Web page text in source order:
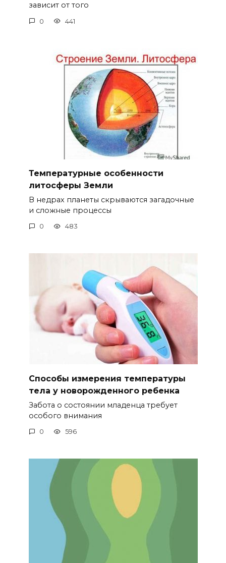
зависит от того
0 441
Температурные особенности
литосферы Земли
В недрах планеты скрываются загадочные
и сложные процессы
0 483
Способы измерения температуры
тела у новорожденного ребенка
Забота о состоянии младенца требует
особого внимания
0 596